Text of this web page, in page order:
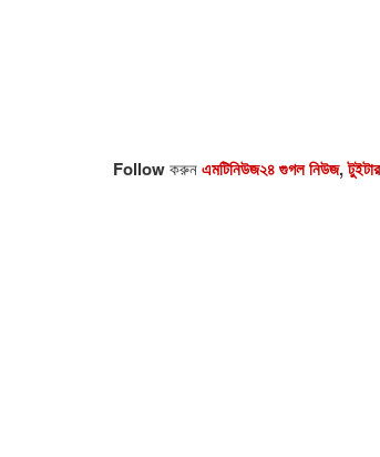
Followকরুনএমটিনিউজ২৪ গুগল নিউজ,টুইটার